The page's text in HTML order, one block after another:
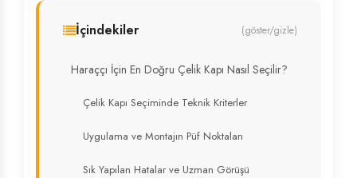
İçindekiler (göster/gizle)
Haraççı İçin En Doğru Çelik Kapı Nasıl Seçilir?
Çelik Kapı Seçiminde Teknik Kriterler
Uygulama ve Montajın Püf Noktaları
Sık Yapılan Hatalar ve Uzman Görüşü